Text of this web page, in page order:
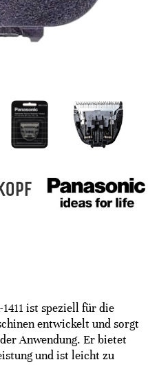
ist speziell für die
entwickelt und sorgt
Anwendung. Er bietet
und ist leicht zu